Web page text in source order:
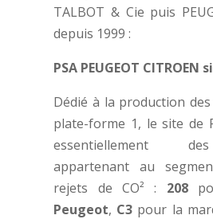
TALBOT & Cie puis
depuis 1999 :
PSA PEUGEOT CITROEN
Dédié à la production
plate-forme 1, le site de
essentiellement
appartenant au
rejets de CO² : 208
Peugeot, C3 pour la